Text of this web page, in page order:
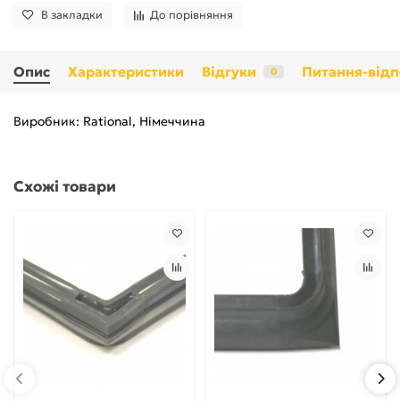
В закладки До порівняння
Опис Характеристики Відгуки 0 Питання-
Виробник: Rational, Німеччина
Схожі товари